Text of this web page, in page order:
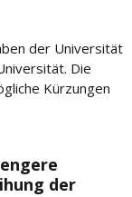
der Universität
Die
Kürzungen
der